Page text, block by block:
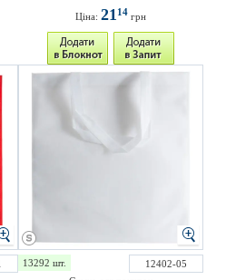
Ціна: 2114 грн
13292 шт.
12402-05